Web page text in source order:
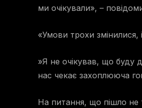
ми очікували», –
«Умови трохи
»Я не очікував, що буду
нас чекає захоплююча
На питання, що пішло не